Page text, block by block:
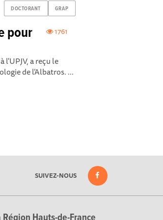
DOCTORANT GRAP
1761
pour
l'UPJV, a reçu le
de l’Albatros. ...
SUIVEZ-NOUS